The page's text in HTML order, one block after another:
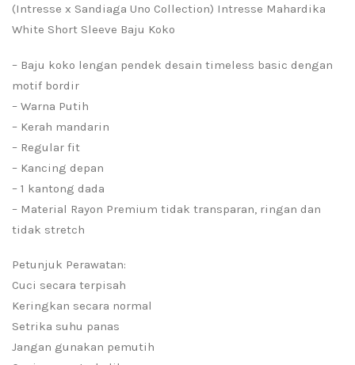
(Intresse x Sandiaga Uno Collection) Intresse Mahardika
White Short Sleeve Baju Koko
– Baju koko lengan pendek desain timeless basic dengan
motif bordir
– Warna Putih
– Kerah mandarin
– Regular fit
– Kancing depan
– 1 kantong dada
– Material Rayon Premium tidak transparan, ringan dan
tidak stretch
Petunjuk Perawatan:
Cuci secara terpisah
Keringkan secara normal
Setrika suhu panas
Jangan gunakan pemutih